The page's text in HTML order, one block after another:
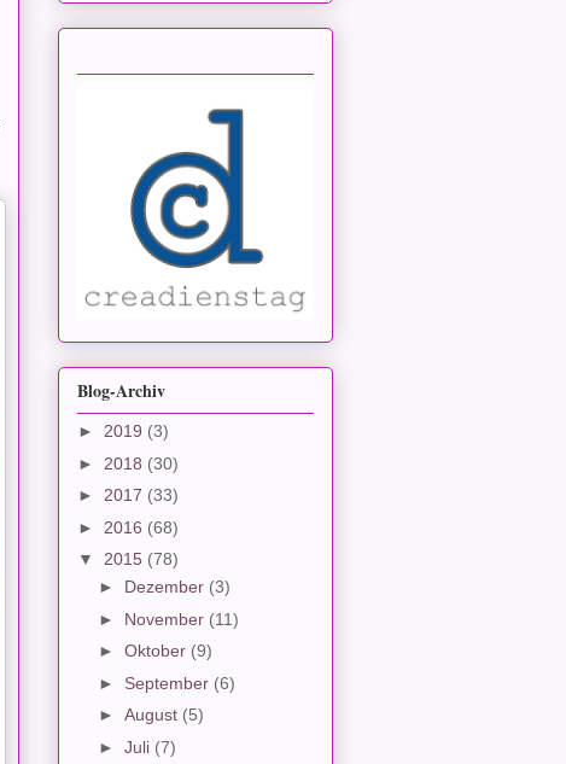
Blog-Archiv
► 2019 (3)
► 2018 (30)
► 2017 (33)
► 2016 (68)
▼ 2015 (78)
► Dezember (3)
► November (11)
► Oktober (9)
► September (6)
► August (5)
► Juli (7)